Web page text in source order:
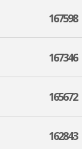
167598
167346
165672
162843